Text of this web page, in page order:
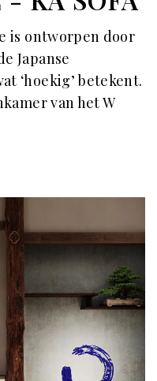
is ontworpen door
Japanse
‘hoekig’ betekent.
van het W